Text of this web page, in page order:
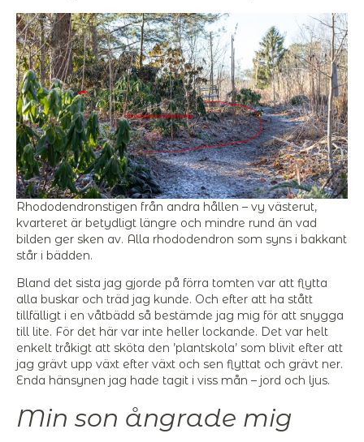
Rhododendronstigen från andra hållen – vy västerut,
kvarteret är betydligt längre och mindre rund än vad
bilden ger sken av. Alla rhododendron som syns i bakkant
står i bädden.
Bland det sista jag gjorde på förra tomten var att flytta
alla buskar och träd jag kunde. Och efter att ha stått
tillfälligt i en våtbädd så bestämde jag mig för att snygga
till lite. För det här var inte heller lockande. Det var helt
enkelt tråkigt att sköta den ’plantskola’ som blivit efter att
jag grävt upp växt efter växt och sen flyttat och grävt ner.
Enda hänsynen jag hade tagit i viss mån – jord och ljus.
Min son ångrade mig